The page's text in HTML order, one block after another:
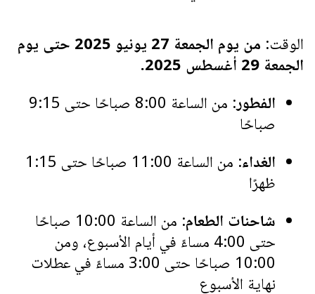
الوقت:
من يوم الجمعة 27 يونيو 2025 حتى يوم
الجمعة 29 أغسطس 2025.
الفطور
: من الساعة 8:00 صباحًا حتى 9:15
صباحًا
الغداء
: من الساعة 11:00 صباحًا حتى 1:15
ظهرًا
شاحنات الطعام
: من الساعة 10:00 صباحًا
حتى 4:00 مساءً في أيام الأسبوع، ومن
10:00 صباحًا حتى 3:00 مساءً في عطلات
نهاية الأسبوع